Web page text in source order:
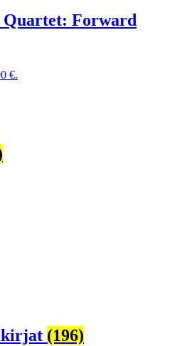
Forward
€.
(196)